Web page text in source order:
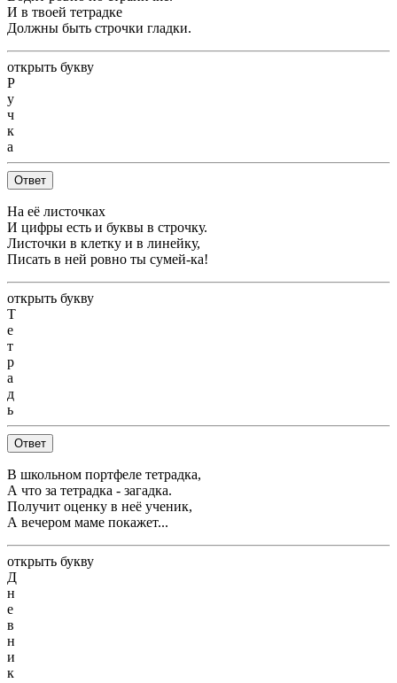
И в твоей тетрадке
Должны быть строчки гладки.
открыть букву
Р
у
ч
к
а
Ответ
На её листочках
И цифры есть и буквы в строчку.
Листочки в клетку и в линейку,
Писать в ней ровно ты сумей-ка!
открыть букву
Т
е
т
р
а
д
ь
Ответ
В школьном портфеле тетрадка,
А что за тетрадка - загадка.
Получит оценку в неё ученик,
А вечером маме покажет...
открыть букву
Д
н
е
в
н
и
к